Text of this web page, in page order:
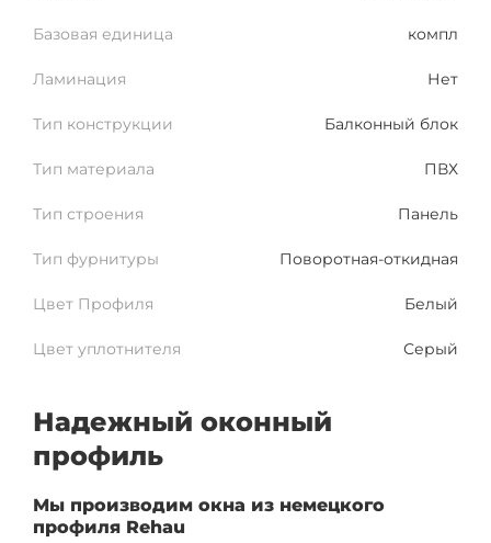
Базовая единица компл
Ламинация Нет
Тип конструкции Балконный блок
Тип материала ПВХ
Тип строения Панель
Тип фурнитуры Поворотная-откидная
Цвет Профиля Белый
Цвет уплотнителя Серый
Надежный оконный
профиль
Мы производим окна из немецкого
профиля Rehau